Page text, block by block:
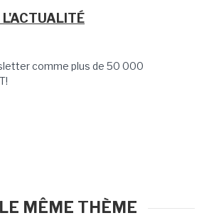
comme plus de 50 000
MÊME THÈME